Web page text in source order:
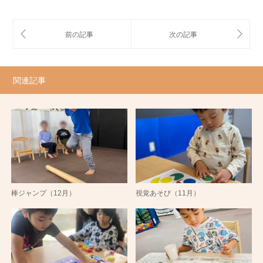
関連記事
棒ジャンプ（12月） 視覚あそび（11月）